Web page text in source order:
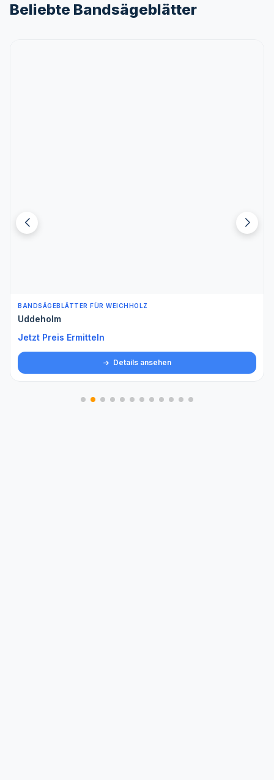
Beliebte Bandsägeblätter
BANDSÄGEBLÄTTER FÜR WEICHHOLZ
Uddeholm
Jetzt Preis Ermitteln
Details ansehen